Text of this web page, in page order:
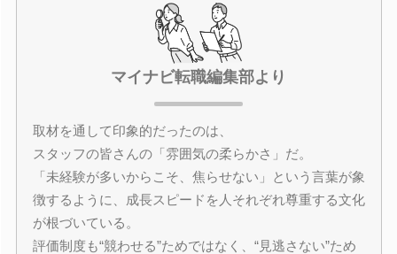
マイナビ転職編集部より
取材を通して印象的だったのは、
スタッフの皆さんの「雰囲気の柔らかさ」だ。
「未経験が多いからこそ、焦らせない」という言葉が象
徴するように、成長スピードを人それぞれ尊重する文化
が根づいている。
評価制度も“競わせる”ためではなく、“見逃さない”ため